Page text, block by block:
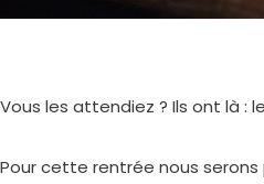
Vous les attendiez ? Ils ont là :
Pour cette rentrée nous serons